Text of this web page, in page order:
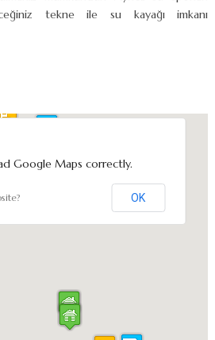
tekne ile su kayağı imkanı
Google Maps correctly.
OK